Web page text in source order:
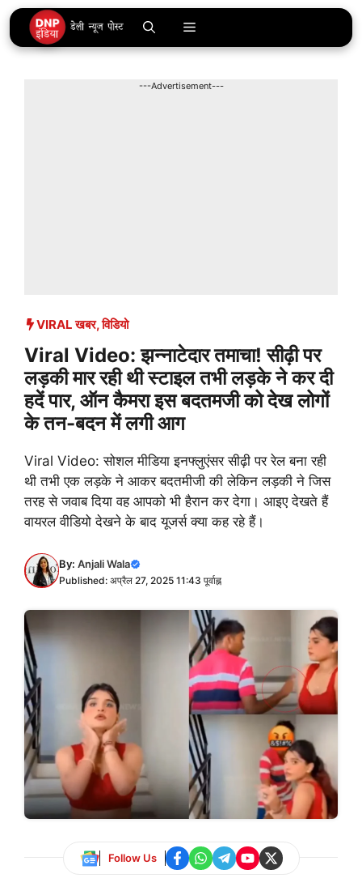
Skip
to
content
Menu
---Advertisement---
VIRAL खबर,विडियो
Viral Video: झन्नाटेदार तमाचा! सीढ़ी पर
लड़की मार रही थी स्टाइल तभी लड़के ने कर दी
हदें पार, ऑन कैमरा इस बदतमजी को देख लोगों
के तन-बदन में लगी आग
Viral Video: सोशल मीडिया इनफ्लुएंसर सीढ़ी पर रेल बना रही
थी तभी एक लड़के ने आकर बदतमीजी की लेकिन लड़की ने जिस
तरह से जवाब दिया वह आपको भी हैरान कर देगा। आइए देखते हैं
वायरल वीडियो देखने के बाद यूजर्स क्या कह रहे हैं।
By: Anjali Wala
Published: अप्रैल 27, 2025 11:43 पूर्वाह्न
Follow Us